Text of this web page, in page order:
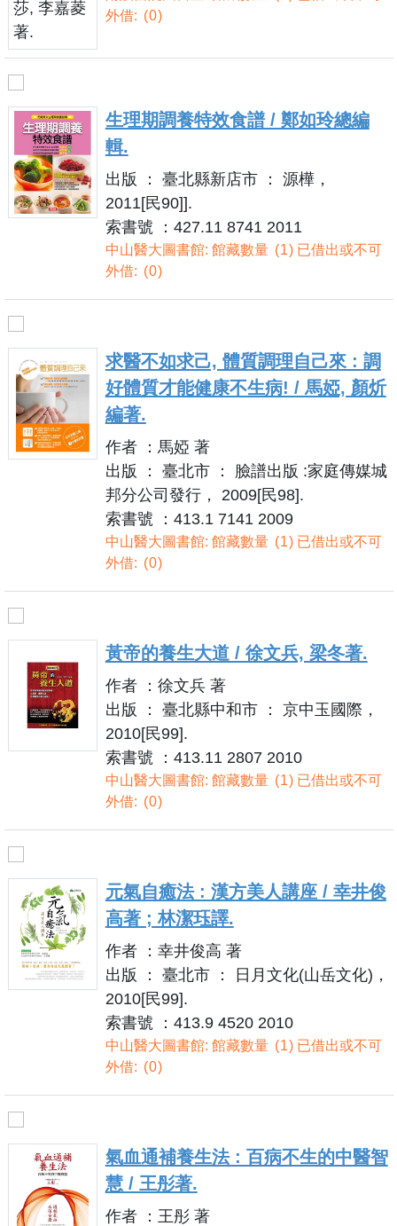
外借:
0
生理期調養特效食譜 / 鄭如玲總編
輯.
出版 ： 臺北縣新店市 ： 源樺，
2011[民90]].
索書號 ：427.11 8741 2011
中山醫大圖書館: 館藏數量 1 已借出或不可
外借:
0
求醫不如求己, 體質調理自己來 : 調
好體質才能健康不生病! / 馬婭, 顏炘
編著.
作者 ：馬婭 著
出版 ： 臺北市 ： 臉譜出版 :家庭傳媒城
邦分公司發行， 2009[民98].
索書號 ：413.1 7141 2009
中山醫大圖書館: 館藏數量 1 已借出或不可
外借:
0
黃帝的養生大道 / 徐文兵, 梁冬著.
作者 ：徐文兵 著
出版 ： 臺北縣中和市 ： 京中玉國際，
2010[民99].
索書號 ：413.11 2807 2010
中山醫大圖書館: 館藏數量 1 已借出或不可
外借:
0
元氣自癒法 : 漢方美人講座 / 幸井俊
高著 ; 林潔珏譯.
作者 ：幸井俊高 著
出版 ： 臺北市 ： 日月文化(山岳文化)，
2010[民99].
索書號 ：413.9 4520 2010
中山醫大圖書館: 館藏數量 1 已借出或不可
外借:
0
氣血通補養生法 : 百病不生的中醫智
慧 / 王彤著.
作者 ：王彤 著